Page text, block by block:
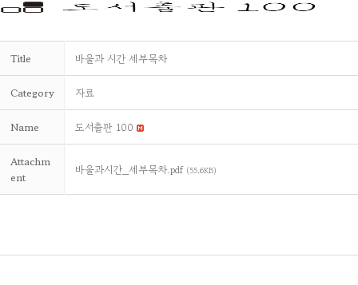
Title 바울과 시간 세부목차
Category 자료
Name 도서출판 100
Attachm
ent
바울과시간_세부목차.pdf (55.6KB)